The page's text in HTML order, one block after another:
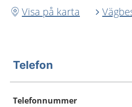
Visa på karta
Telefon
Telefonnummer